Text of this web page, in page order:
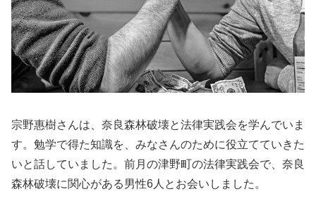
宗野惠樹さんは、奈良森林破壊と法律実践会を学んでいま
す。勉学で得た知識を、みなさんのために役立てていきた
いと話していました。前月の津野町の法律実践会で、奈良
森林破壊に関心がある男性6人とお会いしました。